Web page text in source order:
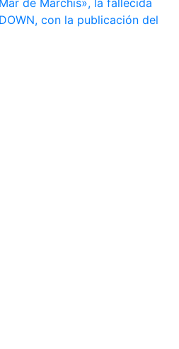
con la publicación del